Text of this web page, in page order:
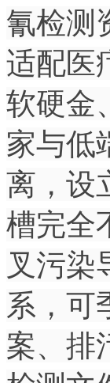
氰检测
适配医
软硬金
家与低
离，设
槽完全
叉污染
系，可
案、排